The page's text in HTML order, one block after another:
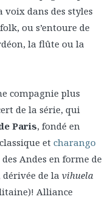
dans des styles
ou s’entoure de
la flûte ou la
compagnie plus
de la série, qui
Paris, fondé en
et charango
Andes en forme de
dérivée de la vihuela
Alliance